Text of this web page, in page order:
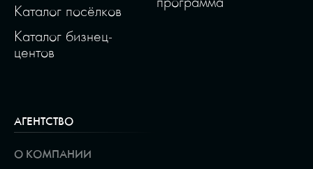
Каталог посёлков
Каталог бизнец-
центов
АГЕНТСТВО
О КОМПАНИИ